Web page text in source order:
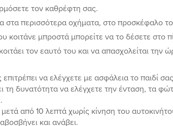
τον καθρέφτη σας.
στα περισσότερα οχήματα, στο προσκέφαλο
κοιτάνε μπροστά μπορείτε να το δέσετε
τον εαυτό του και να απασχολείται την
να ελέγχετε με ασφάλεια το παιδί
τη δυνατότητα να ελέγχετε την ένταση, τα
από 10 λεπτά χωρίς κίνηση του
και ανάβει.